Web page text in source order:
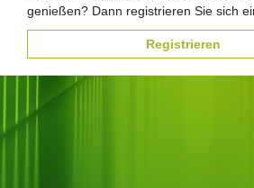
genießen? Dann registrieren Sie sich
Registrieren